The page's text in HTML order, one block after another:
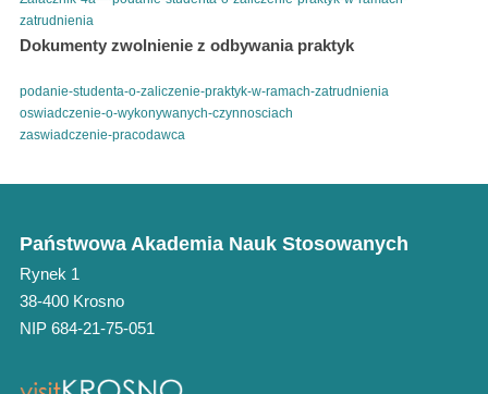
zatrudnienia
Dokumenty zwolnienie z odbywania praktyk
podanie-studenta-o-zaliczenie-praktyk-w-ramach-zatrudnienia
oswiadczenie-o-wykonywanych-czynnosciach
zaswiadczenie-pracodawca
Państwowa Akademia Nauk Stosowanych
Rynek 1
38-400 Krosno
NIP 684-21-75-051